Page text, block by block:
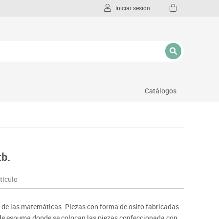
Iniciar sesión
Catálogos
las matemáticas. Piezas con forma de osito fabricadas